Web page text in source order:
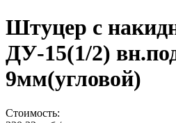
Штуцер с
ДУ-15(1/2)
9мм(угловой)
Стоимость: